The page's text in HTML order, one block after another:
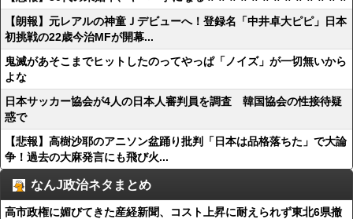
【朗報】元レアルの神童Ｊデビューへ！登録名「中井卓大ピピ」日本
初挑戦の22歳今治MFが開幕...
鬼滅があそこまでヒットしたのってやっぱ「ノイズ」が一切無いから
よな
日本サッカー協会が4人の日本人審判員を調査 韓国協会の性接待疑
惑で
【悲報】高樹沙耶のアニソン盆踊り批判「日本は品格落ちた」で大論
争！過去の大麻発言にも飛び火...
なんJ政治ネタまとめ
高市政権に媚びてきた産経新聞、コスト上昇に耐えられず東北6県撤